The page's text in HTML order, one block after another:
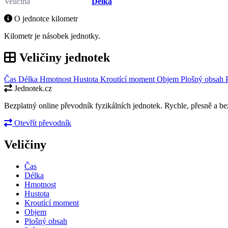
O jednotce kilometr
Kilometr je násobek jednotky.
Veličiny jednotek
Čas Délka Hmotnost Hustota Kroutící moment Objem Plošný obsah
Jednotek.cz
Bezplatný online převodník fyzikálních jednotek. Rychle, přesně a
Otevřít převodník
Veličiny
Čas
Délka
Hmotnost
Hustota
Kroutící moment
Objem
Plošný obsah